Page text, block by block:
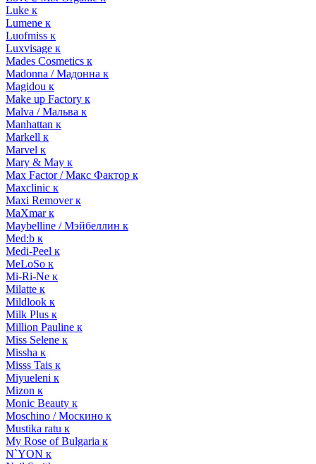
Luke к
Lumene к
Luofmiss к
Luxvisage к
Mades Cosmetics к
Madonna / Мадонна к
Magidou к
Make up Factory к
Malva / Мальва к
Manhattan к
Markell к
Marvel к
Mary & May к
Max Factor / Макс Фактор к
Maxclinic к
Maxi Remover к
MaXmar к
Maybelline / Мэйбеллин к
Med:b к
Medi-Peel к
MeLoSo к
Mi-Ri-Ne к
Milatte к
Mildlook к
Milk Plus к
Million Pauline к
Miss Selene к
Missha к
Misss Tais к
Miyueleni к
Mizon к
Monic Beauty к
Moschino / Москино к
Mustika ratu к
My Rose of Bulgaria к
N`YON к